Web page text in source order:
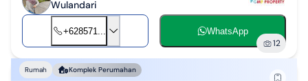
Wulandari
+628571... WhatsApp
12
Rumah Komplek Perumahan